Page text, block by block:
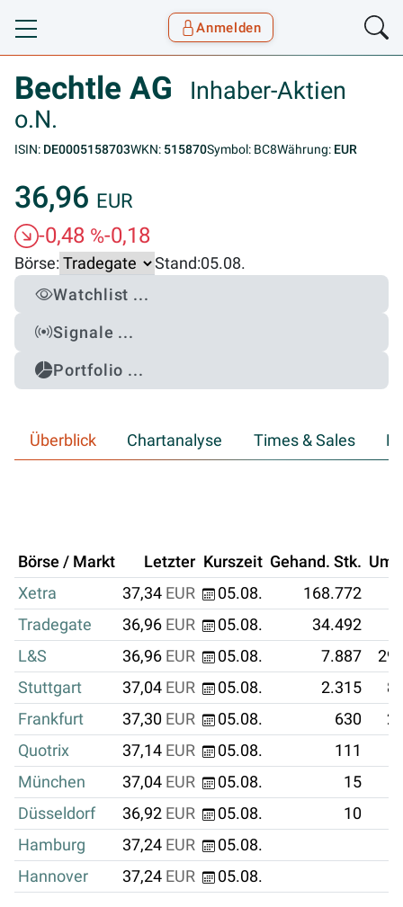
Toggle navigation
Anmelden
Bechtle AG
Inhaber-Aktien
o.N.
ISIN: DE0005158703WKN: 515870Symbol: BC8Währung: EUR
36,96 EUR
-0,48 %-0,18
Börse: Stand:05.08.
Watchlist ...
Signale ...
Portfolio ...
Überblick Chartanalyse Times & Sales
Börse / Markt Letzter Kurszeit Gehand. Stk.
Xetra
37,34 EUR 05.08. 168.772
Tradegate
36,96 EUR 05.08. 34.492
L&S
36,96 EUR 05.08. 7.887
Stuttgart
37,04 EUR 05.08. 2.315
Frankfurt
37,30 EUR 05.08. 630
Quotrix
37,14 EUR 05.08. 111
München
37,04 EUR 05.08.
15
Düsseldorf
36,92 EUR 05.08.
10
Hamburg
37,24 EUR
05.08.
Hannover
37,24 EUR 05.08.